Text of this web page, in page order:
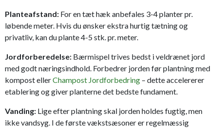
Planteafstand: For en tæt hæk anbefales 3-4 planter pr.
løbende meter. Hvis du ønsker ekstra hurtig tætning og
privatliv, kan du plante 4-5 stk. pr. meter.
Jordforberedelse: Bærmispel trives bedst i veldrænet jord
med godt næringsindhold. Forbedrer jorden før plantning med
kompost ellerChampost Jordforbedring – dette accelererer
etablering og giver planterne det bedste fundament.
Vanding: Lige efter plantning skal jorden holdes fugtig, men
ikke vandsyg. I de første vækstsæsoner er regelmæssig